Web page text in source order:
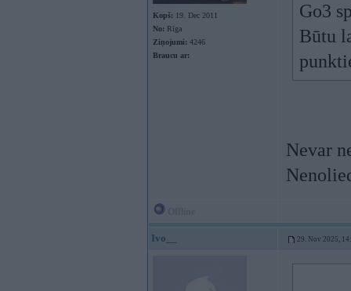
Kopš: 19. Dec 2011
No: Rīga
Ziņojumi: 4246
Braucu ar:
Go3
Būtu
Nevar
Ivo__ 29. Nov 2025,